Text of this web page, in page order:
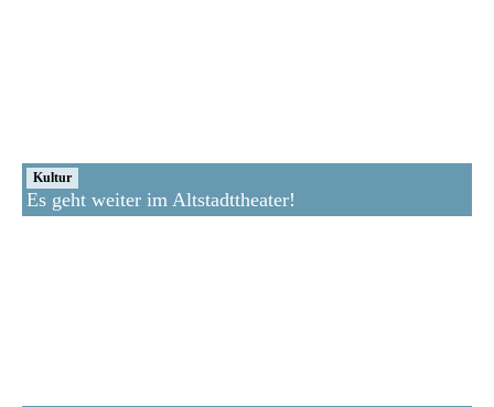
Kultur
Es geht weiter im Altstadttheater!